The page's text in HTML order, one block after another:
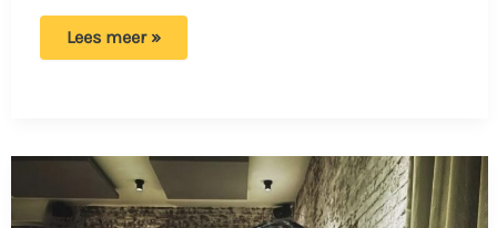
Ex
ik
vuile
roddels
Lees meer »